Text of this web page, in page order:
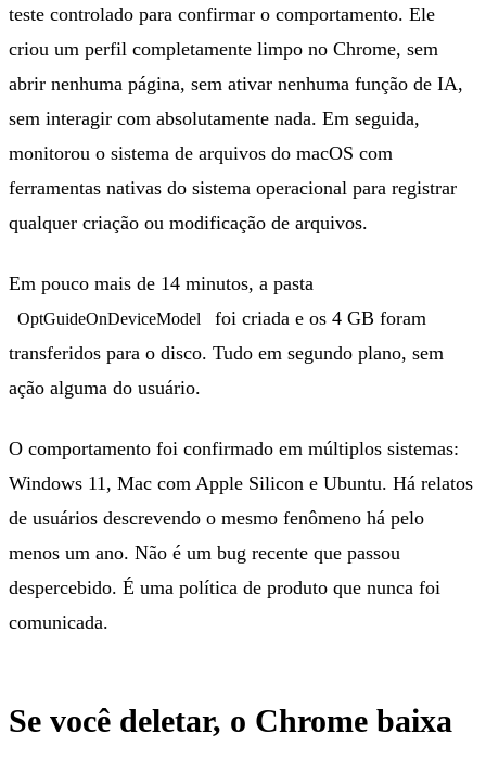
teste controlado para confirmar o comportamento. Ele
criou um perfil completamente limpo no Chrome, sem
abrir nenhuma página, sem ativar nenhuma função de IA,
sem interagir com absolutamente nada. Em seguida,
monitorou o sistema de arquivos do macOS com
ferramentas nativas do sistema operacional para registrar
qualquer criação ou modificação de arquivos.
Em pouco mais de 14 minutos, a pasta
OptGuideOnDeviceModel
foi criada e os 4 GB foram
transferidos para o disco. Tudo em segundo plano, sem
ação alguma do usuário.
O comportamento foi confirmado em múltiplos sistemas:
Windows 11, Mac com Apple Silicon e Ubuntu. Há relatos
de usuários descrevendo o mesmo fenômeno há pelo
menos um ano. Não é um bug recente que passou
despercebido. É uma política de produto que nunca foi
comunicada.
Se você deletar, o Chrome baixa